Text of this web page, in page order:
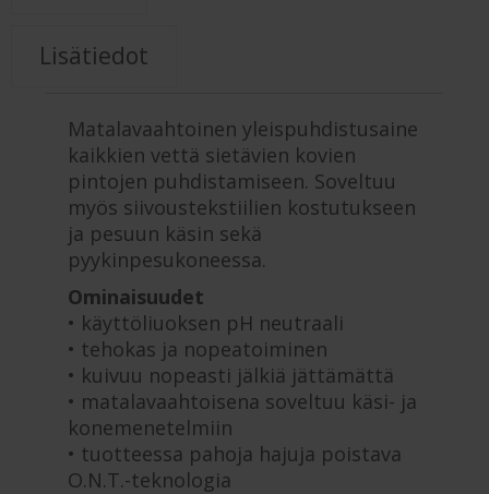
Lisätiedot
Matalavaahtoinen yleispuhdistusaine
kaikkien vettä sietävien kovien
pintojen puhdistamiseen. Soveltuu
myös siivoustekstiilien kostutukseen
ja pesuun käsin sekä
pyykinpesukoneessa.
Ominaisuudet
• käyttöliuoksen pH neutraali
• tehokas ja nopeatoiminen
• kuivuu nopeasti jälkiä jättämättä
• matalavaahtoisena soveltuu käsi- ja
konemenetelmiin
• tuotteessa pahoja hajuja poistava
O.N.T.-teknologia